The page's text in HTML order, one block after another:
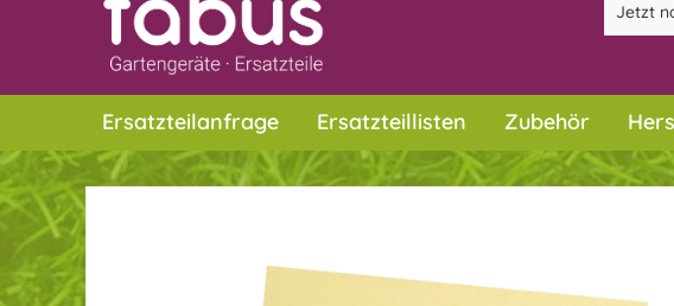
Ersatzteilanfrage Ersatzteillisten Zubehör